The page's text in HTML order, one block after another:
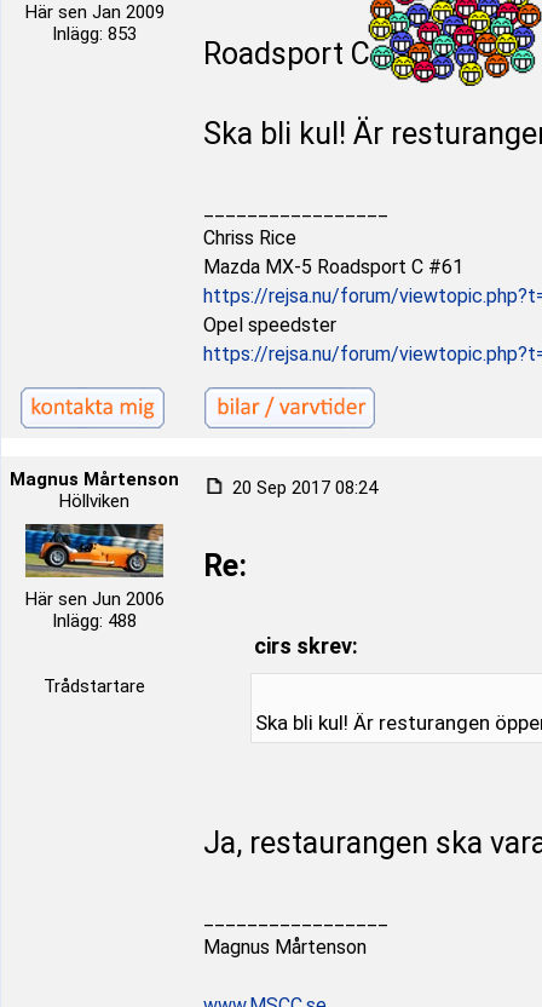
Här sen Jan 2009
Inlägg: 853
Roadsport C
Ska bli kul! Är
Chriss Rice
Mazda MX-5 Roadsport C #61
https://rejsa.nu/forum/
Opel speedster
https://rejsa.nu/forum/
Magnus Mårtenson
Höllviken
Här sen Jun 2006
Inlägg: 488
Trådstartare
20 Sep 2017 08:24
Re:
cirs skrev:
Ska bli kul! Är resturangen
Ja, restaurangen ska
Magnus Mårtenson